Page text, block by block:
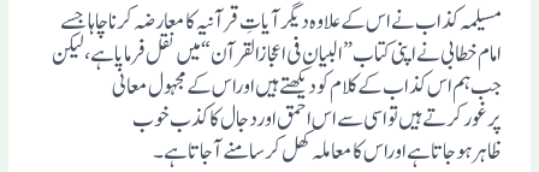
مسیلمہ کذاب نے اس کے علاوہ دیگرآیاتِ قرآنیہ کا معارضہ کرنا چا ہاجسے
امام خطابی نے ا پنی کتاب ”البیان فی اعجازالقرآن “میں نقل فرمایاہے، لیکن
جب ہم اس کذاب کے کلام کو دیکھتے ہیں اوراس کے مجہول معانی
پرغورکرتے ہیں تو اسی سے اس احمق اوردجال کا کذب خوب
ظاہرہوجاتاہے اوراس کا معاملہ کھل کرسامنے آجاتا ہے۔